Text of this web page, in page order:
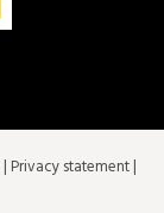
| Privacy statement|